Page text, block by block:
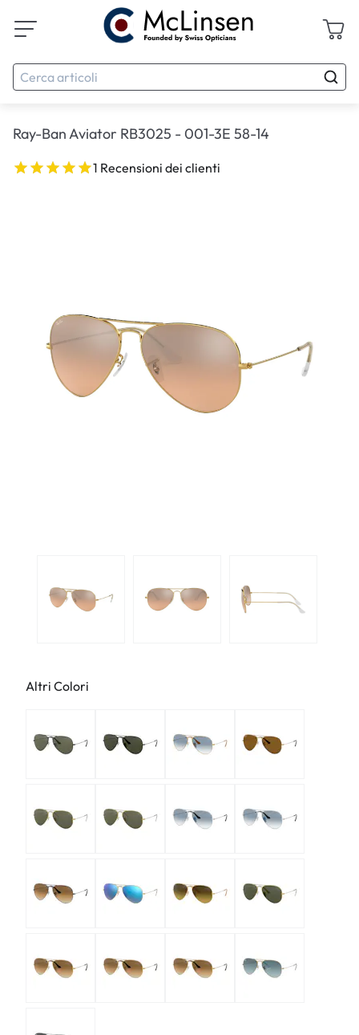
Ray-Ban Aviator RB3025 - 001-3E 58-14
1 Recensioni dei clienti
Altri Colori